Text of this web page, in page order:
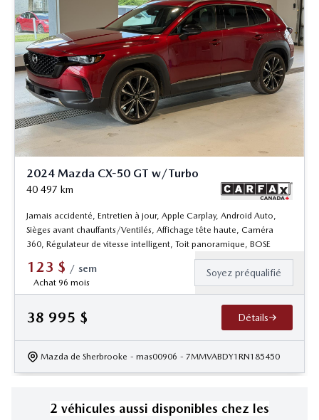
2024 Mazda CX-50 GT w/Turbo
40 497 km
Jamais accidenté, Entretien à jour, Apple Carplay, Android Auto,
Sièges avant chauffants/Ventilés, Affichage tête haute, Caméra
360, Régulateur de vitesse intelligent, Toit panoramique, BOSE
123 $ / sem
Achat 96 mois
Soyez préqualifié
38 995 $ Détails
Mazda de Sherbrooke - mas00906 - 7MMVABDY1RN185450
2 véhicules aussi disponibles chez les